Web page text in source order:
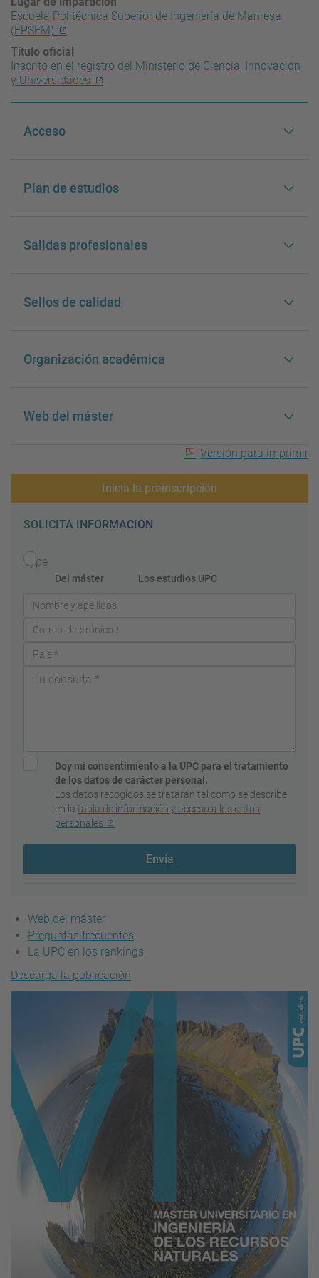
Escuela Politécnica Superior de Ingeniería de Manresa
(EPSEM)
Título oficial
Inscrito en el registro del Ministerio de Ciencia, Innovación
y Universidades
Acceso
Plan de estudios
Salidas profesionales
Sellos de calidad
Organización académica
Web del máster
Versión para imprimir
Inicia la preinscripción
SOLICITA INFORMACIÓN
Type
Del máster Los estudios UPC
Doy mi consentimiento a la UPC para el tratamiento
de los datos de carácter personal.
Los datos recogidos se tratarán tal como se describe
en la tabla de información y acceso a los datos
personales
Envía
Web del máster
Preguntas frecuentes
La UPC en los rankings
Descarga la publicación